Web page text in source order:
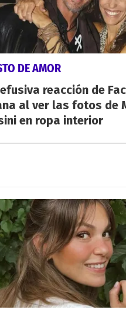
DE AMOR
reacción de
al ver las fotos de
en ropa interior